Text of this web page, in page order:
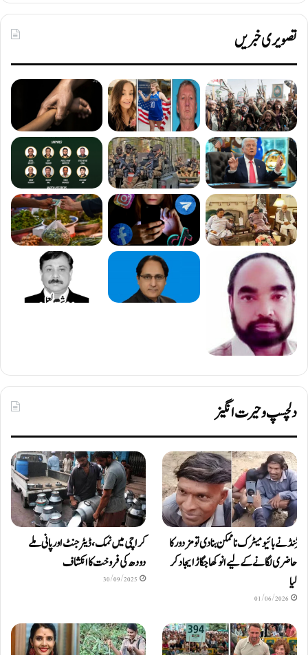
تصویری خبریں
دلچسپ و حیرت انگیز
ٹِنڈ نے بائیومیٹرک ناممکن بنا دی تو مزدور کا
حاضری لگانے کے لیے انوکھا جگاڑ ایجاد کر
لیا
01/06/2026
کراچی میں نمک، ڈیٹرجنٹ اور پانی ملے
دودھ کی فروخت کا انکشاف
30/09/2025